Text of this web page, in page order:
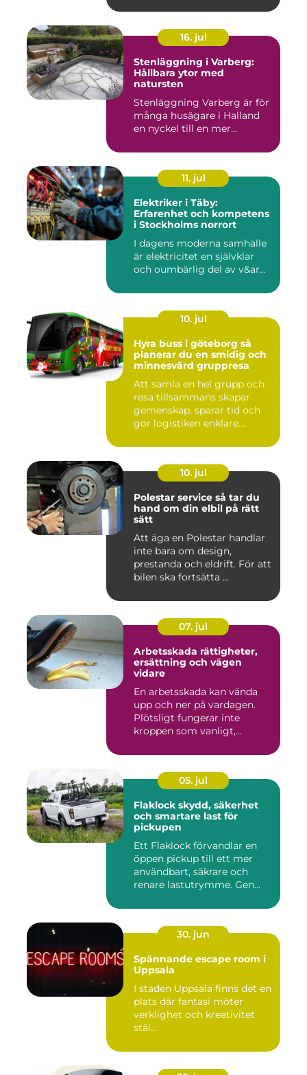
16. jul
Stenläggning i Varberg:
Hållbara ytor med
natursten
Stenläggning Varberg är för
många husägare i Halland
en nyckel till en mer...
11. jul
Elektriker i Täby:
Erfarenhet och kompetens
i Stockholms norrort
I dagens moderna samhälle
är elektricitet en självklar
och oumbärlig del av v&ar...
10. jul
Hyra buss i göteborg så
planerar du en smidig och
minnesvärd gruppresa
Att samla en hel grupp och
resa tillsammans skapar
gemenskap, sparar tid och
gör logistiken enklare....
10. jul
Polestar service så tar du
hand om din elbil på rätt
sätt
Att äga en Polestar handlar
inte bara om design,
prestanda och eldrift. För att
bilen ska fortsätta ...
07. jul
Arbetsskada rättigheter,
ersättning och vägen
vidare
En arbetsskada kan vända
upp och ner på vardagen.
Plötsligt fungerar inte
kroppen som vanligt,
05. jul
Flaklock skydd, säkerhet
och smartare last för
pickupen
Ett Flaklock förvandlar en
öppen pickup till ett mer
användbart, säkrare och
renare lastutrymme. Gen...
30. jun
Spännande escape room i
Uppsala
I staden Uppsala finns det en
plats där fantasi möter
verklighet och kreativitet
stäl...